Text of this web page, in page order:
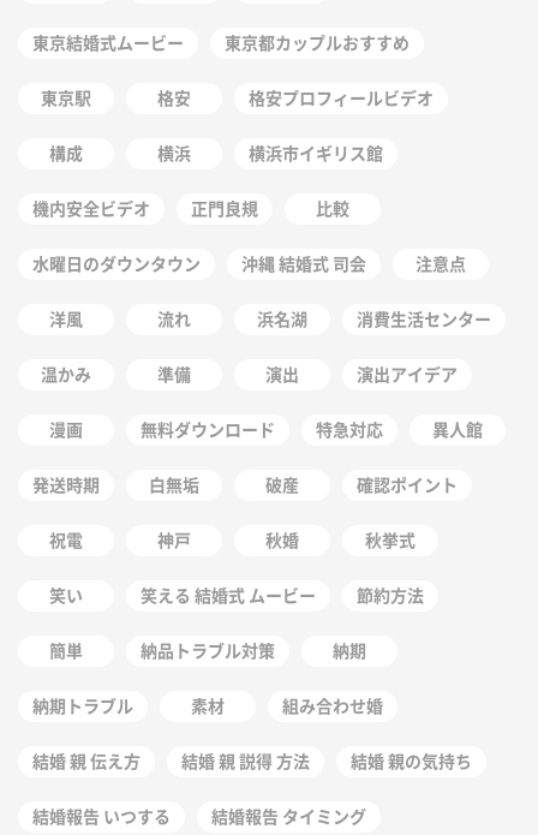
東京結婚式ムービー 東京都カップルおすすめ
東京駅 格安 格安プロフィールビデオ
構成 横浜 横浜市イギリス館
機内安全ビデオ 正門良規 比較
水曜日のダウンタウン 沖縄 結婚式 司会 注意点
洋風 流れ 浜名湖 消費生活センター
温かみ 準備 演出 演出アイデア
漫画 無料ダウンロード 特急対応 異人館
発送時期 白無垢 破産 確認ポイント
祝電 神戸 秋婚 秋挙式
笑い 笑える 結婚式 ムービー 節約方法
簡単 納品トラブル対策 納期
納期トラブル 素材 組み合わせ婚
結婚 親 伝え方 結婚 親 説得 方法 結婚 親の気持ち
結婚報告 いつする 結婚報告 タイミング